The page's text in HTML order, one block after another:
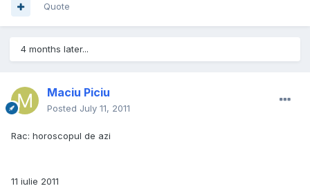
Quote
4 months later...
Maciu Piciu
Posted July 11, 2011
Rac: horoscopul de azi
11 iulie 2011